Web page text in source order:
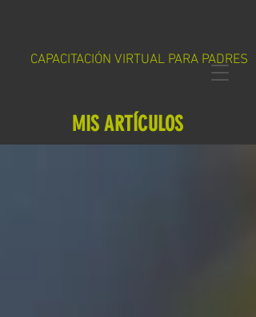
CAPACITACIÓN VIRTUAL PARA PADRES
MIS ARTÍCULOS